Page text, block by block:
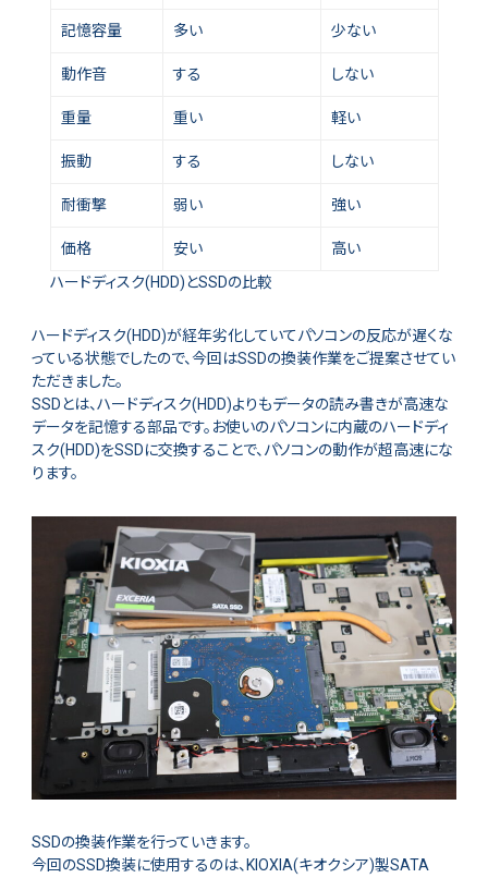
記憶容量 多い 少ない
動作音 する しない
重量 重い 軽い
振動 する しない
耐衝撃 弱い 強い
価格 安い
高い
ハードディスク(HDD)とSSDの比較
ハードディスク(HDD)が経年劣化していてパソコンの反応が遅くな
っている状態でしたので、今回はSSDの換装作業をご提案させてい
ただきました。
SSDとは、ハードディスク(HDD)よりもデータの読み書きが高速な
データを記憶する部品です。お使いのパソコンに内蔵のハードディ
スク(HDD)をSSDに交換することで、パソコンの動作が超高速にな
ります。
SSDの換装作業を行っていきます。
今回のSSD換装に使用するのは、KIOXIA(キオクシア)製SATA